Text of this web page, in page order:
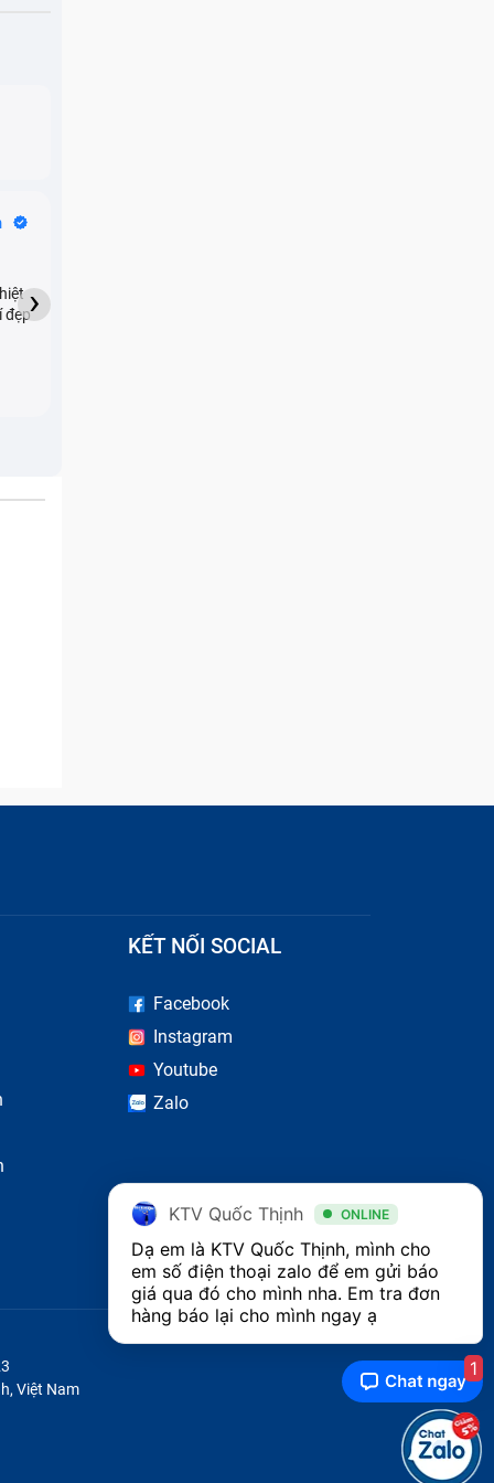
đẹp›
KẾT NỐI SOCIAL
Facebook
Instagram
Youtube
Zalo
Việt Nam
KTV Quốc Thịnh ONLINE
Dạ em là KTV Quốc Thịnh, mình cho
em số điện thoại zalo để em gửi báo
giá qua đó cho mình nha. Em tra đơn
hàng báo lại cho mình ngay ạ
1